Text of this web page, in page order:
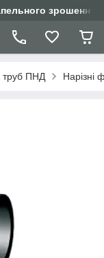
зрошення
труб ПНД Нарізні